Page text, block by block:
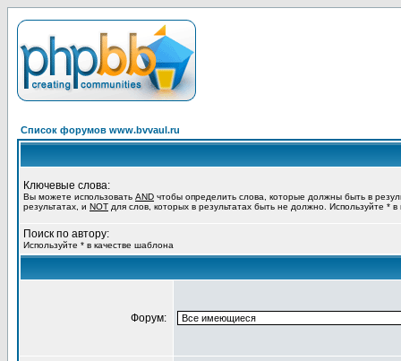
Список форумов www.bvvaul.ru
Ключевые слова:
Вы можете использовать AND чтобы определить слова, которые должны быть в
результатах, и NOT для слов, которых в результатах быть не должно. Используйте *
Поиск по автору:
Используйте * в качестве шаблона
Форум: